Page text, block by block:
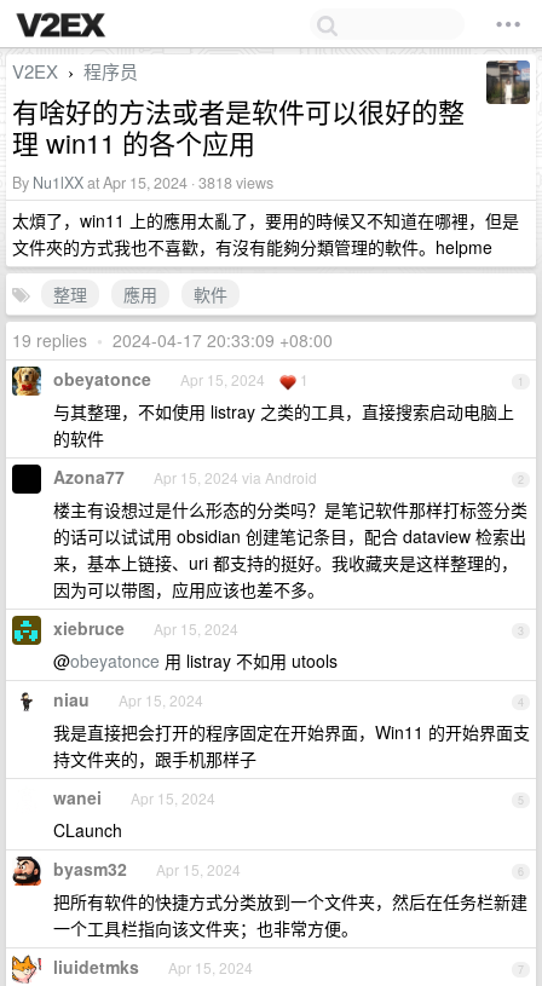
V2EX › 程序员
有啥好的方法或者是软件可以很好的整
理 win11 的各个应用
By Nu1lXXat Apr 15, 2024 · 3818 views
太煩了，win11 上的應用太亂了，要用的時候又不知道在哪裡，但是
文件夾的方式我也不喜歡，有沒有能夠分類管理的軟件。helpme
整理
應用
軟件
19 replies • 2024-04-17 20:33:09 +08:00
1
obeyatonce Apr 15, 2024 1
与其整理，不如使用 listray 之类的工具，直接搜索启动电脑上
的软件
2
Azona77 Apr 15, 2024 via Android
楼主有设想过是什么形态的分类吗？是笔记软件那样打标签分类
的话可以试试用 obsidian 创建笔记条目，配合 dataview 检索出
来，基本上链接、uri 都支持的挺好。我收藏夹是这样整理的，
因为可以带图，应用应该也差不多。
3
xiebruce Apr 15, 2024
@obeyatonce 用 listray 不如用 utools
4
niau Apr 15, 2024
我是直接把会打开的程序固定在开始界面，Win11 的开始界面支
持文件夹的，跟手机那样子
5
wanei Apr 15, 2024
CLaunch
6
byasm32 Apr 15, 2024
把所有软件的快捷方式分类放到一个文件夹，然后在任务栏新建
一个工具栏指向该文件夹；也非常方便。
7
liuidetmks Apr 15, 2024